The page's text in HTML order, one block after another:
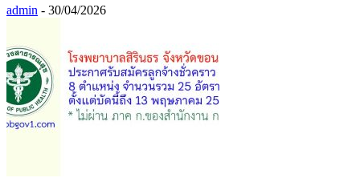
admin - 30/04/2026